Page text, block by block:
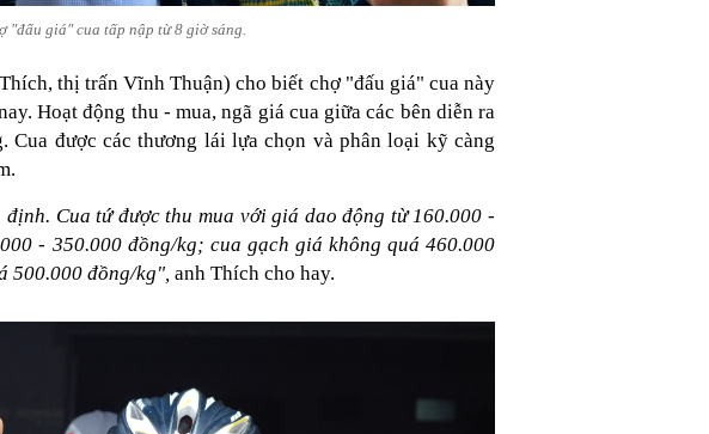
"đấu giá" cua tấp nập từ 8 giờ sáng.
thị trấn Vĩnh Thuận) cho biết chợ "đấu giá" cua này
Hoạt động thu - mua, ngã giá cua giữa các bên diễn ra
Cua được các thương lái lựa chọn và phân loại kỹ càng
Cua tứ được thu mua với giá dao động từ 160.000 -
- 350.000 đồng/kg; cua gạch giá không quá 460.000
500.000 đồng/kg", anh Thích cho hay.